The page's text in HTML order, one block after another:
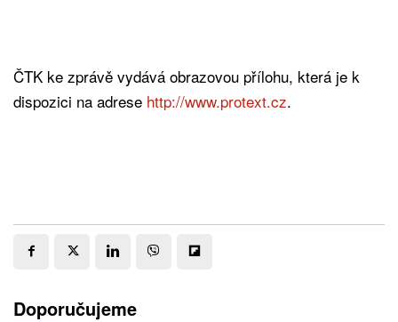
ČTK ke zprávě vydává obrazovou přílohu, která je k
dispozici na adrese http://www.protext.cz.
Doporučujeme